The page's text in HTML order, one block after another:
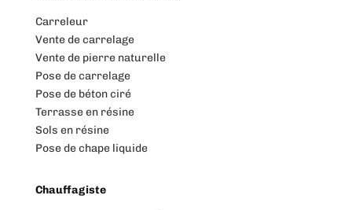
Carreleur
Vente de carrelage
Vente de pierre naturelle
Pose de carrelage
Pose de béton ciré
Terrasse en résine
Sols en résine
Pose de chape liquide
Chauffagiste